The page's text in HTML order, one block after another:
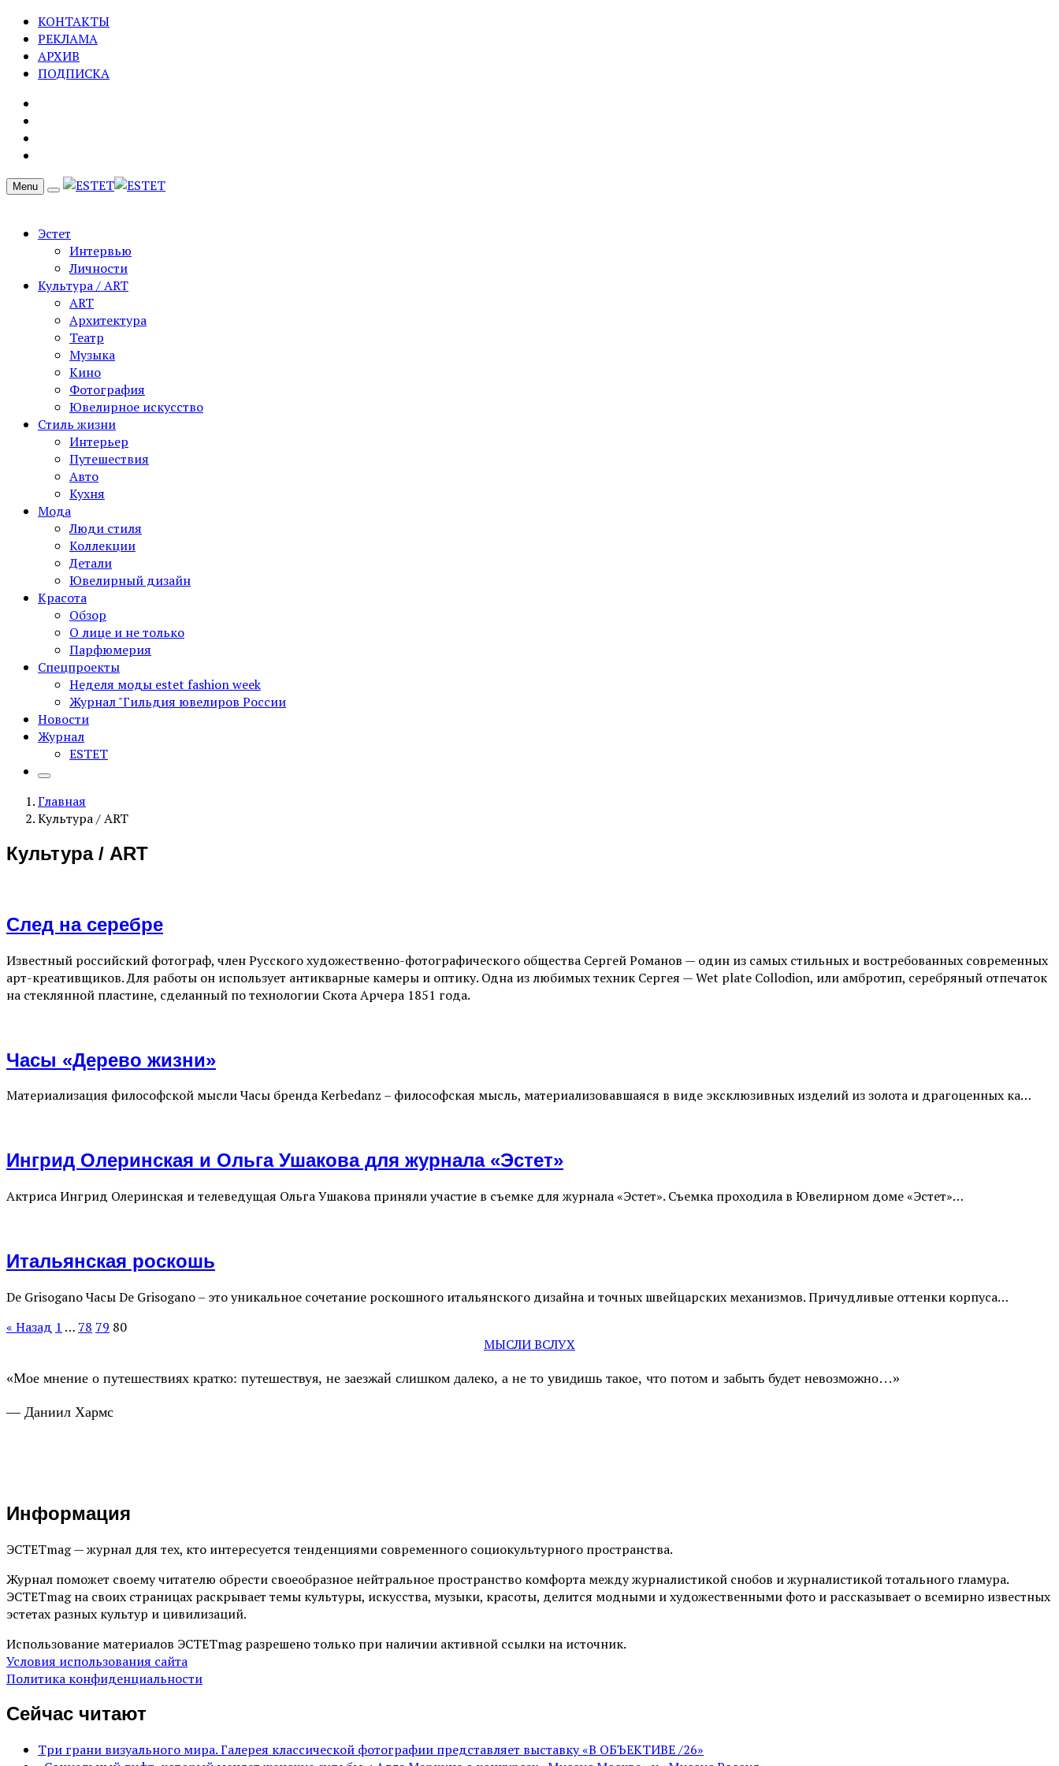
КОНТАКТЫ
РЕКЛАМА
АРХИВ
ПОДПИСКА
Menu
Эстет
Интервью
Личности
Культура / ART
ART
Архитектура
Театр
Музыка
Кино
Фотография
Ювелирное искусство
Стиль жизни
Интерьер
Путешествия
Авто
Кухня
Мода
Люди стиля
Коллекции
Детали
Ювелирный дизайн
Красота
Обзор
О лице и не только
Парфюмерия
Спецпроекты
Неделя моды estet fashion week
Журнал "Гильдия ювелиров России
Новости
Журнал
ESTET
Главная
Культура / ART
Культура / ART
След на серебре
Известный российский фотограф, член Русского художественно-фотографического общества Сергей Романов — один из самых стильных и востребованных современных
арт-креативщиков. Для работы он использует антикварные камеры и оптику. Одна из любимых техник Сергея — Wet plate Collodion, или амбротип, серебряный отпечаток
на стеклянной пластине, сделанный по технологии Скота Арчера 1851 года.
Часы «Дерево жизни»
Материализация философской мысли Часы бренда Kerbedanz – философская мысль, материализовавшаяся в виде эксклюзивных изделий из золота и драгоценных ка…
Ингрид Олеринская и Ольга Ушакова для журнала «Эстет»
Актриса Ингрид Олеринская и телеведущая Ольга Ушакова приняли участие в съемке для журнала «Эстет». Съемка проходила в Ювелирном доме «Эстет»…
Итальянская роскошь
De Grisogano Часы De Grisogano – это уникальное сочетание роскошного итальянского дизайна и точных швейцарских механизмов. Причудливые оттенки корпуса…
« Назад 1 … 78 79 80
МЫСЛИ ВСЛУХ
«Мое мнение о путешествиях кратко: путешествуя, не заезжай слишком далеко, а не то увидишь такое, что потом и забыть будет невозможно…»
— Даниил Хармс
Информация
ЭСТЕТmag — журнал для тех, кто интересуется тенденциями современного социокультурного пространства.
Журнал поможет своему читателю обрести своеобразное нейтральное пространство комфорта между журналистикой снобов и журналистикой тотального гламура.
ЭСТЕТmag на своих страницах раскрывает темы культуры, искусства, музыки, красоты, делится модными и художественными фото и рассказывает о всемирно известных
эстетах разных культур и цивилизаций.
Использование материалов ЭСТЕТmag разрешено только при наличии активной ссылки на источник.
Условия использования сайта
Политика конфиденциальности
Сейчас читают
Три грани визуального мира. Галерея классической фотографии представляет выставку «В ОБЪЕКТИВЕ /26»